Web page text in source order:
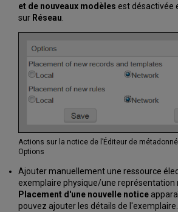
et de nouveaux modèles est désactivée
sur Réseau
Actions sur la notice de l’Éditeur de
Options
Ajouter manuellement une ressource
exemplaire physique/une représentation
Placement d'une nouvelle notice
pouvez ajouter les détails de